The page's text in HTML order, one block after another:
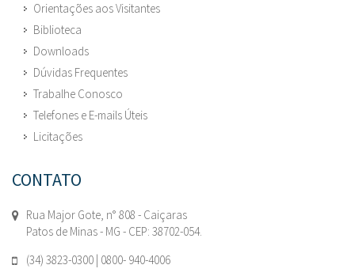
Orientações aos Visitantes
Biblioteca
Downloads
Dúvidas Frequentes
Trabalhe Conosco
Telefones e E-mails Úteis
Licitações
CONTATO
Rua Major Gote, n° 808 - Caiçaras
Patos de Minas - MG - CEP: 38702-054.
(34) 3823-0300 | 0800- 940-4006